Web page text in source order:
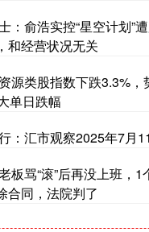
：俞浩实控“星空计划”
和经营状况无关
源类股指数下跌3.3%，
单日跌幅
：汇市观察2025年7月
板骂“滚”后再没上班，1
合同，法院判了